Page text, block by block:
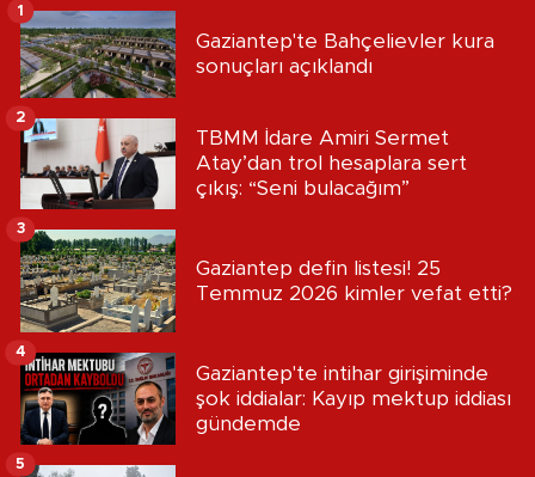
Gaziantep'te Bahçelievler kura
sonuçları açıklandı
1
TBMM İdare Amiri Sermet
Atay’dan trol hesaplara sert
çıkış: “Seni bulacağım”
2
Gaziantep defin listesi! 25
Temmuz 2026 kimler vefat etti?
3
Gaziantep'te intihar girişiminde
şok iddialar: Kayıp mektup iddiası
gündemde
4
5